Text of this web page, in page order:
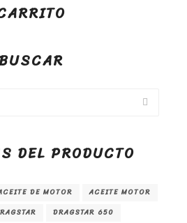
BUSCAR
DEL PRODUCTO
DE MOTOR
ACEITE MOTOR
DRAGSTAR 650